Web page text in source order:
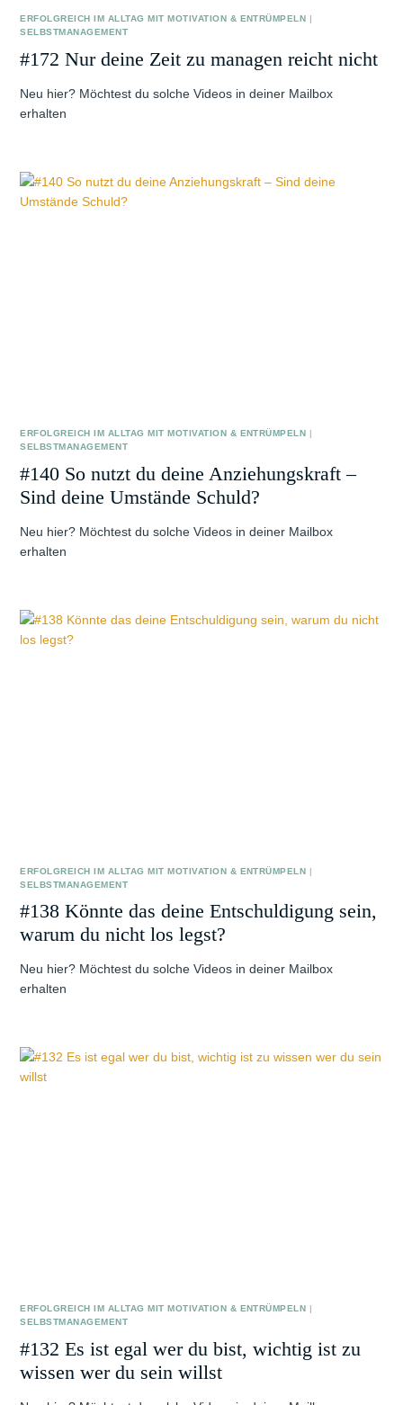
ERFOLGREICH IM ALLTAG MIT MOTIVATION & ENTRÜMPELN
SELBSTMANAGEMENT
#172 Nur deine Zeit zu managen reicht nicht
Neu hier? Möchtest du solche Videos in deiner Mailbox
erhalten
ERFOLGREICH IM ALLTAG MIT MOTIVATION & ENTRÜMPELN |
SELBSTMANAGEMENT
#140 So nutzt du deine Anziehungskraft –
Sind deine Umstände Schuld?
Neu hier? Möchtest du solche Videos in deiner Mailbox
erhalten
ERFOLGREICH IM ALLTAG MIT MOTIVATION & ENTRÜMPELN |
SELBSTMANAGEMENT
#138 Könnte das deine Entschuldigung sein,
warum du nicht los legst?
Neu hier? Möchtest du solche Videos in deiner Mailbox
erhalten
ERFOLGREICH IM ALLTAG MIT MOTIVATION & ENTRÜMPELN |
SELBSTMANAGEMENT
#132 Es ist egal wer du bist, wichtig ist zu
wissen wer du sein willst